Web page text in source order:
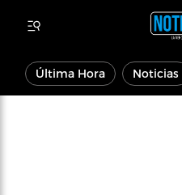
Última Hora Noticias